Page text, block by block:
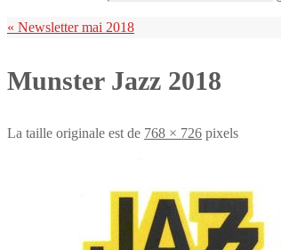
« Newsletter mai 2018
Munster Jazz 2018
La taille originale est de 768 × 726 pixels